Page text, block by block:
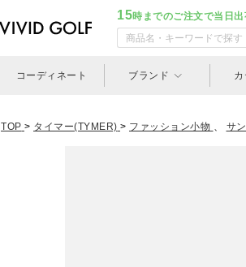
15時までのご注文で当日出
コーディネート ブランド カ
TOP > タイマー(TYMER) > ファッション小物 、 サ